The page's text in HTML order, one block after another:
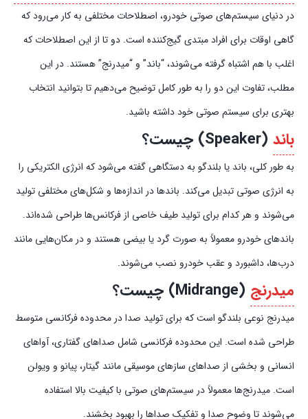
در دنیای سیستم‌های صوتی خودرو، اصطلاحات مختلفی به کار می‌رود که
گاهی اوقات برای افراد مبتدی گیج‌کننده است. دو تا از این اصطلاحات که
اغلب با هم اشتباه گرفته می‌شوند، “باند” و “میدرنج” هستند. در این
مطلب، تفاوت این دو را به طور کامل توضیح می‌دهیم تا بتوانید انتخاب
بهتری برای سیستم صوتی خود داشته باشید.
باند (Speaker) چیست؟
به طور کلی، باند یا بلندگو به دستگاهی گفته می‌شود که انرژی الکتریکی را
به انرژی صوتی تبدیل می‌کند. باندها در اندازه‌ها و شکل‌های مختلفی تولید
می‌شوند و هر کدام برای تولید طیف خاصی از فرکانس‌ها طراحی شده‌اند.
باندهای خودرو معمولاً به صورت گرد یا بیضی هستند و در مکان‌هایی مانند
درب‌ها، داشبورد و عقب خودرو نصب می‌شوند.
میدرنج (Midrange) چیست؟
میدرنج نوعی بلندگو است که برای تولید صدا در محدوده فرکانسی متوسط
طراحی شده است. این محدوده فرکانسی شامل صداهای گفتاری، آواهای
انسانی و بخشی از صداهای سازهای موسیقی مانند گیتار، پیانو و ویولن
است. میدرنج‌ها معمولاً در سیستم‌های صوتی با کیفیت بالا استفاده
می‌شوند تا وضوح صدا و تفکیک صداها را بهبود بخشند.